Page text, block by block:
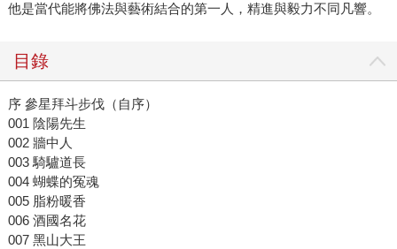
他是當代能將佛法與藝術結合的第一人，精進與毅力不同凡響。
目錄
序 參星拜斗步伐（自序）
001 陰陽先生
002 牆中人
003 騎驢道長
004 蝴蝶的冤魂
005 脂粉暖香
006 酒國名花
007 黑山大王